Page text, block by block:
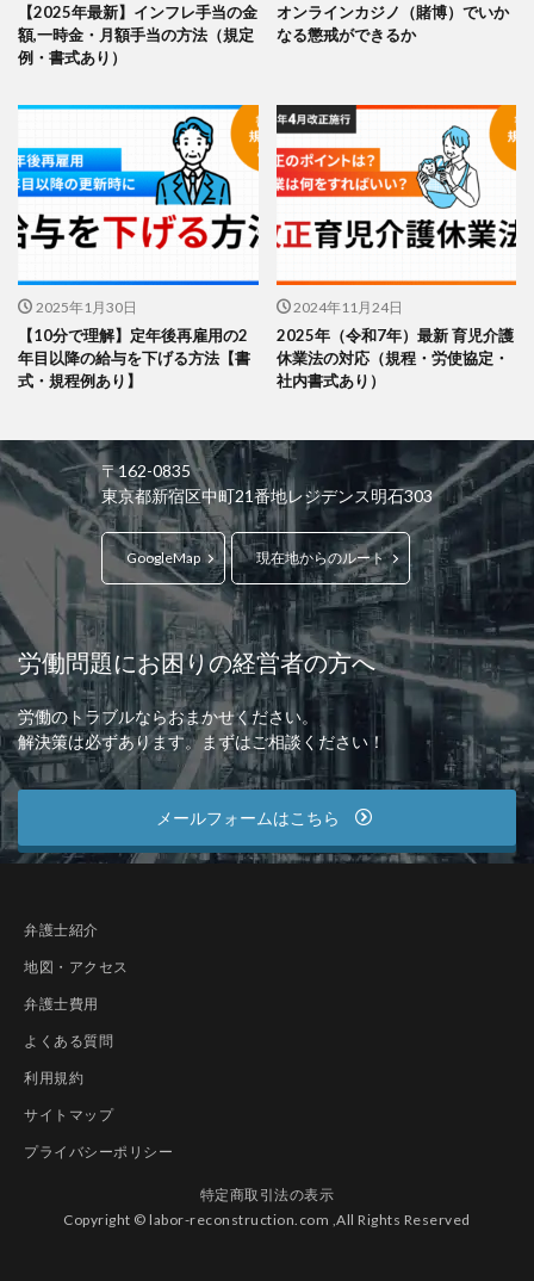
【2025年最新】インフレ手当の金
額,一時金・月額手当の方法（規定
例・書式あり）
オンラインカジノ（賭博）でいか
なる懲戒ができるか
2025年1月30日
【10分で理解】定年後再雇用の2
年目以降の給与を下げる方法【書
式・規程例あり】
2024年11月24日
2025年（令和7年）最新 育児介護
休業法の対応（規程・労使協定・
社内書式あり）
〒162-0835
東京都新宿区中町21番地レジデンス明石303
GoogleMap 現在地からのルート
労働問題にお困りの経営者の方へ
労働のトラブルならおまかせください。
解決策は必ずあります。まずはご相談ください！
メールフォームはこちら
弁護士紹介
地図・アクセス
弁護士費用
よくある質問
利用規約
サイトマップ
プライバシーポリシー
特定商取引法の表示
Copyright © labor-reconstruction.com ,All Rights Reserved